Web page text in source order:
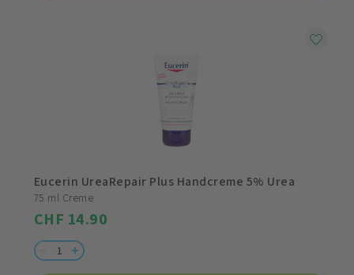
Eucerin UreaRepair Plus Handcreme 5% Urea
75 ml Creme
CHF 14.90